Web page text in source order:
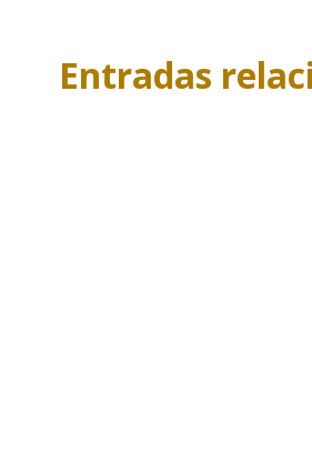
Entradas